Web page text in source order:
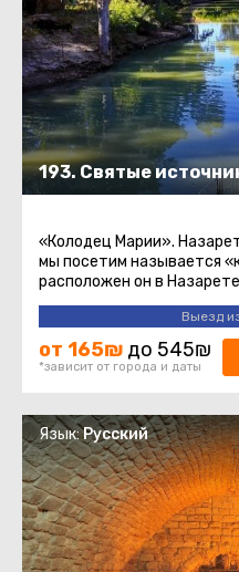
193. Святые
«Колодец Марии».
мы посетим называется
расположен он в
Выезд
от 165₪ до 545₪
*зависит от города и даты
Язык:Русский